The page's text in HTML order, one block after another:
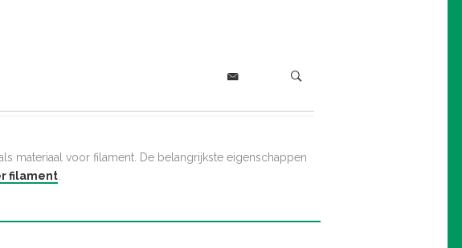
materiaal voor filament. De belangrijkste eigenschappen
filament.